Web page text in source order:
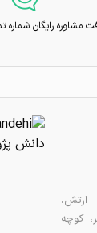
مشاوره رایگان
دانش
ارتش،
کوچه